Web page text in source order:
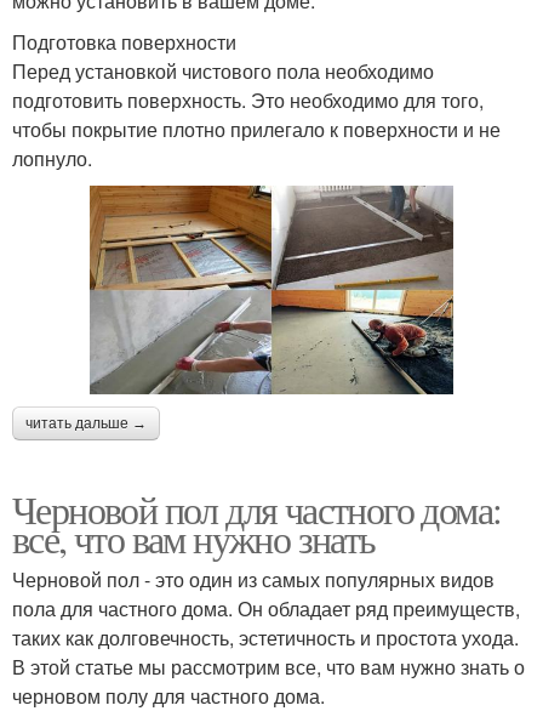
Подготовка поверхности
Перед установкой чистового пола необходимо
подготовить поверхность. Это необходимо для того,
чтобы покрытие плотно прилегало к поверхности и не
лопнуло.
читать дальше →
Черновой пол для частного дома:
все, что вам нужно знать
Черновой пол - это один из самых популярных видов
пола для частного дома. Он обладает ряд преимуществ,
таких как долговечность, эстетичность и простота ухода.
В этой статье мы рассмотрим все, что вам нужно знать о
черновом полу для частного дома.